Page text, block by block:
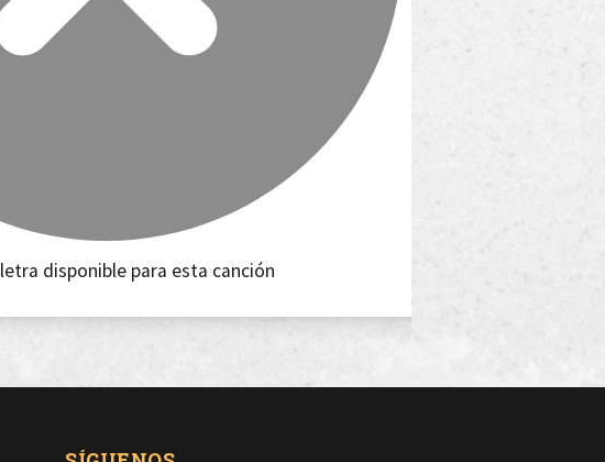
disponible para esta canción